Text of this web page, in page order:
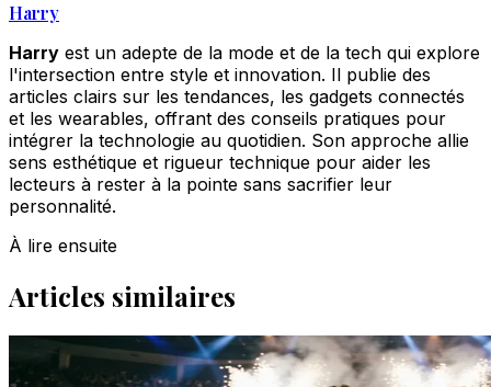
Harry
Harry est un adepte de la mode et de la tech qui explore
l'intersection entre style et innovation. Il publie des
articles clairs sur les tendances, les gadgets connectés
et les wearables, offrant des conseils pratiques pour
intégrer la technologie au quotidien. Son approche allie
sens esthétique et rigueur technique pour aider les
lecteurs à rester à la pointe sans sacrifier leur
personnalité.
À lire ensuite
Articles similaires